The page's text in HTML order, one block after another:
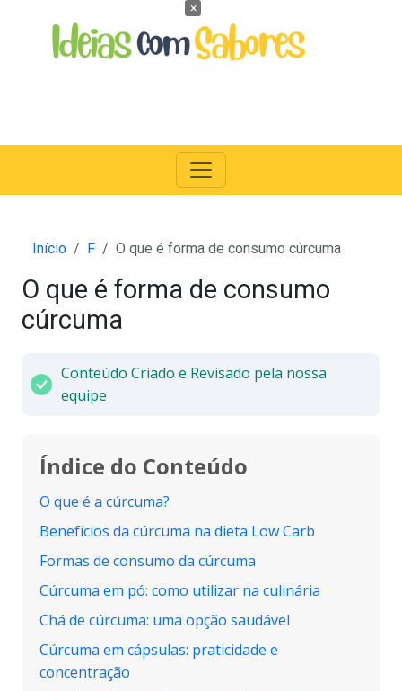
Início F O que é forma de consumo cúrcuma
O que é forma de consumo
cúrcuma
Conteúdo Criado e Revisado pela nossa
equipe
Índice do Conteúdo
O que é a cúrcuma?
Benefícios da cúrcuma na dieta Low Carb
Formas de consumo da cúrcuma
Cúrcuma em pó: como utilizar na culinária
Chá de cúrcuma: uma opção saudável
Cúrcuma em cápsulas: praticidade e
concentração
×